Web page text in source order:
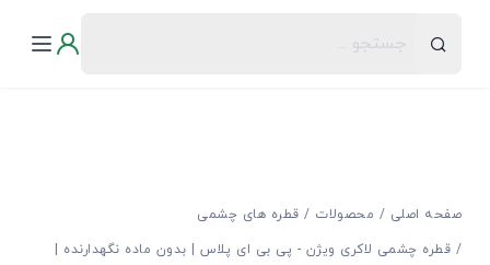
صفحه اصلی محصولات
قطره های چشمی
قطره چشمی لاکری ویژن - پی بی ای پلاس | بدون ماده نگهدارنده |